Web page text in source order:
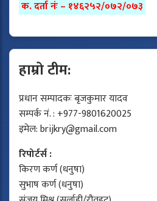
क. दर्ता नंः – १४६२५२/०७२/०७३
हाम्रो टीम:
प्रधान सम्पादकः बृजकुमार यादव
सम्पर्क नं. : +977-9801620025
इमेल:brijkry@gmail.com
रिपोर्टर्स :
किरण कर्ण (धनुषा)
सुभाष कर्ण (धनुषा)